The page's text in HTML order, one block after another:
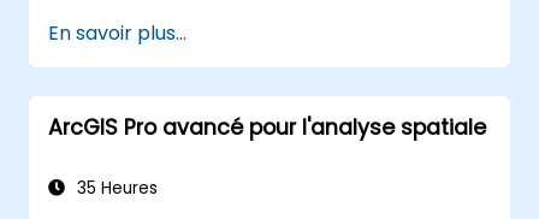
En savoir plus...
ArcGIS Pro avancé pour l'analyse spatiale
35 Heures